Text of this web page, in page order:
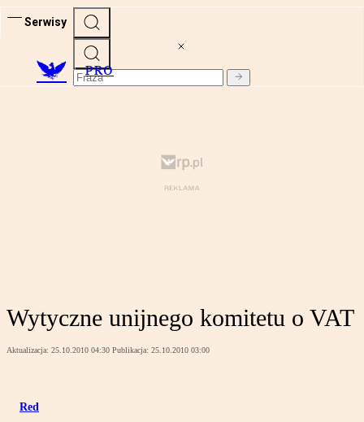
Serwisy
PRO
Wytyczne unijnego komitetu o VAT
Aktualizacja: 25.10.2010 04:30 Publikacja: 25.10.2010 03:00
Red